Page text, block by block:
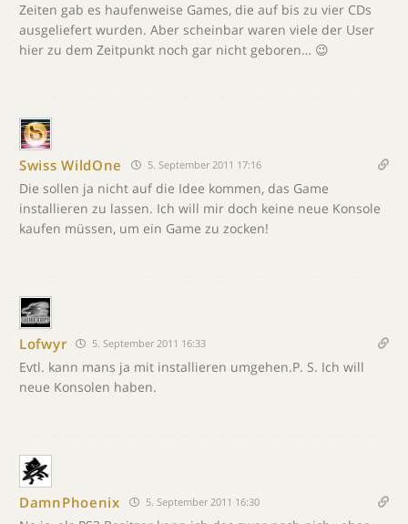
Zeiten gab es haufenweise Games, die auf bis zu vier CDs
ausgeliefert wurden. Aber scheinbar waren viele der User
hier zu dem Zeitpunkt noch gar nicht geboren… 😉
Swiss WildOne 5. September 2011 17:16
Die sollen ja nicht auf die Idee kommen, das Game
installieren zu lassen. Ich will mir doch keine neue Konsole
kaufen müssen, um ein Game zu zocken!
Lofwyr 5. September 2011 16:33
Evtl. kann mans ja mit installieren umgehen.P. S. Ich will
neue Konsolen haben.
DamnPhoenix 5. September 2011 16:30